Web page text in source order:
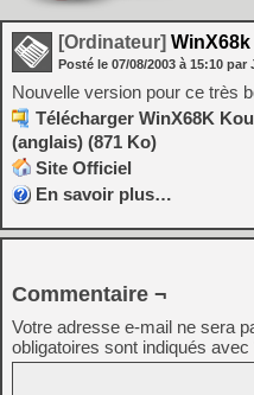
[Ordinateur]
Posté le 07/08/2003 à 15:10 par
Nouvelle version pour ce très
Télécharger WinX68K
(anglais) (871 Ko)
Site Officiel
En savoir plus…
Commentaire ¬
Votre adresse e-mail ne sera
obligatoires sont indiqués avec